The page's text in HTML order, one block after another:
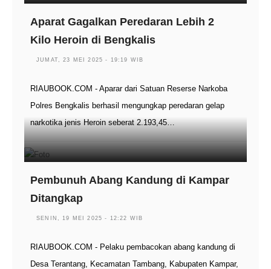
Aparat Gagalkan Peredaran Lebih 2
Kilo Heroin di Bengkalis
JUMAT, 23 MEI 2025 - 19:19 WIB
RIAUBOOK.COM - Aparar dari Satuan Reserse Narkoba
Polres Bengkalis berhasil mengungkap peredaran gelap
narkotika jenis Heroin seberat 2.193,45…
Pembunuh Abang Kandung di Kampar
Ditangkap
SENIN, 19 MEI 2025 - 12:22 WIB
RIAUBOOK.COM - Pelaku pembacokan abang kandung di
Desa Terantang, Kecamatan Tambang, Kabupaten Kampar,